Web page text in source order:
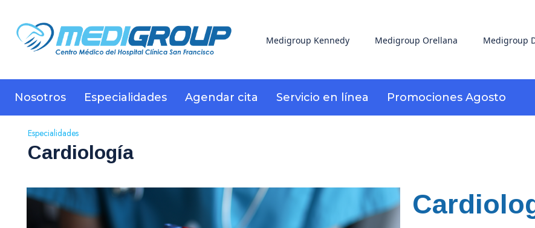
Medigroup Kennedy Medigroup Orellana Medigroup
Nosotros Especialidades Agendar cita Servicio en línea Promociones Agosto
Especialidades
Cardiología